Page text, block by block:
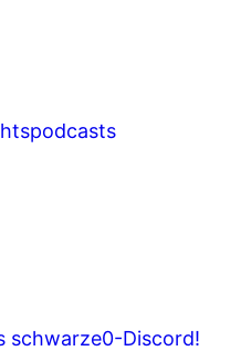
schwarze0-Discord!